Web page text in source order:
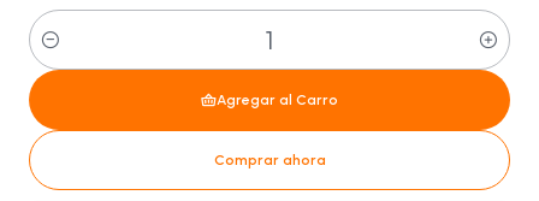
Cantidad
Agregar al Carro
Comprar ahora